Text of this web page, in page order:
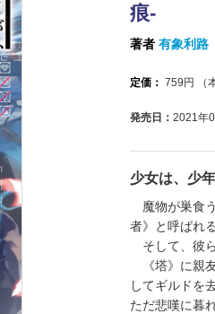
痕‐
著者 有象利路
定価： 759 円 （
発売日： 2021年
少女は、少
魔物が巣食
者》と呼ばれ
そして、彼
《塔》に親
してギルドを
ただ悲嘆に暮